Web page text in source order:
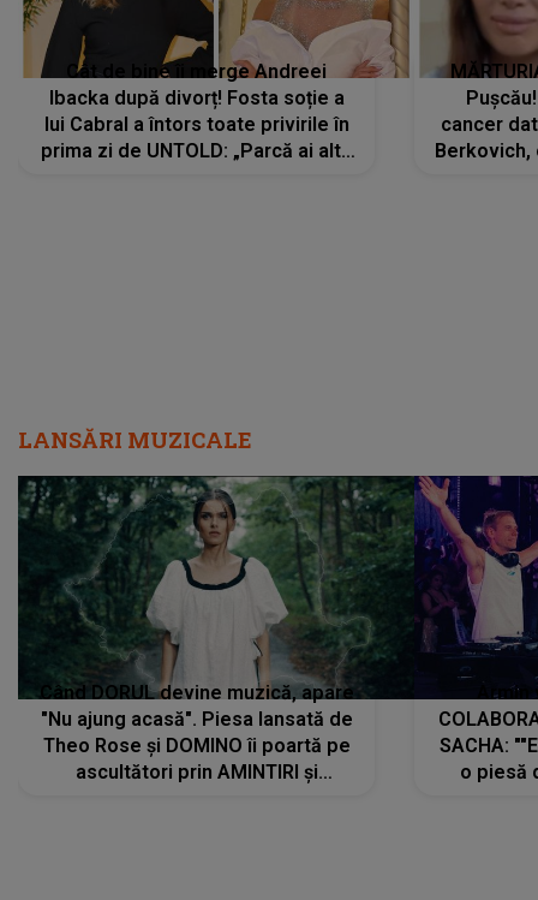
Cât de bine îi merge Andreei
Ibacka după divorț! Fosta soție a
lui Cabral a întors toate privirile în
prima zi de UNTOLD: „Parcă ai altă
cancer
Berkovich,
LANSĂRI MUZICALE
Când DORUL devine muzică, apare
"Nu ajung acasă". Piesa lansată de
Theo Rose și DOMINO îi poartă pe
ascultători prin AMINTIRI și
SACHA:
o piesă